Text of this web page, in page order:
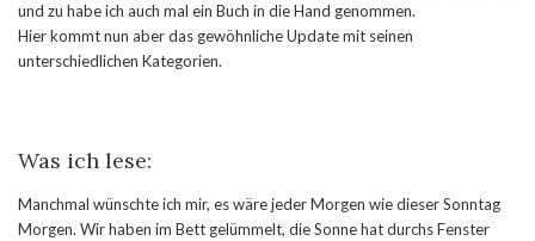
und zu habe ich auch mal ein Buch in die Hand genommen.
Hier kommt nun aber das gewöhnliche Update mit seinen
unterschiedlichen Kategorien.
Was ich lese:
Manchmal wünschte ich mir, es wäre jeder Morgen wie dieser Sonntag
Morgen. Wir haben im Bett gelümmelt, die Sonne hat durchs Fenster